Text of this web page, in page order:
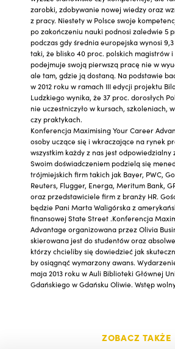
zarobki, zdobywanie nowej wiedzy oraz
z pracy. Niestety w Polsce swoje
po zakończeniu nauki podnosi zaledwie 5
podczas gdy średnia europejska wynosi
taki, że blisko 40 proc. polskich magistrów
podejmuje swoją pierwszą pracę nie w
ale tam, gdzie ją dostaną. Na podstawie
w 2012 roku w ramach III edycji projektu
Ludzkiego wynika, że 37 proc. dorosłych
nie uczestniczyło w kursach, szkoleniach,
czy praktykach.
Konferencja Maximising Your Career
osoby uczące się i wkraczające na rynek
wszystkim każdy z nas jest odpowiedzialny
Swoim doświadczeniem podzielą się
trójmiejskich firm takich jak Bayer, PWC,
Reuters, Flugger, Energa, Meritum Bank,
oraz przedstawiciele firm z branży HR.
będzie Pani Marta Waligórska z
finansowej State Street .Konferencja
Advantage organizowana przez Olivia
skierowana jest do studentów oraz
którzy chcieliby się dowiedzieć jak
by osiągnąć wymarzony awans.
maja 2013 roku w Auli Biblioteki Głównej
Gdańskiego w Gdańsku Oliwie. Wstęp
ZOBACZ TAKŻE